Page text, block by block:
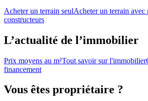
Acheter un terrain seulAcheter un terrain avec
constructeurs
L’actualité de l’immobilier
Prix moyens au m²Tout savoir sur l'immobilier
financement
Vous êtes propriétaire ?